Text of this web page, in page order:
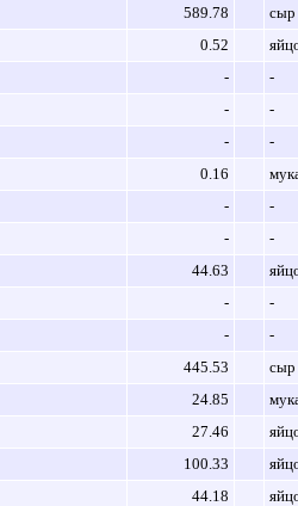
589.78
сыр
0.52
-
-
-
-
-
-
0.16
-
-
-
-
44.63
-
-
-
-
445.53
сыр
24.85
27.46
100.33
44.18